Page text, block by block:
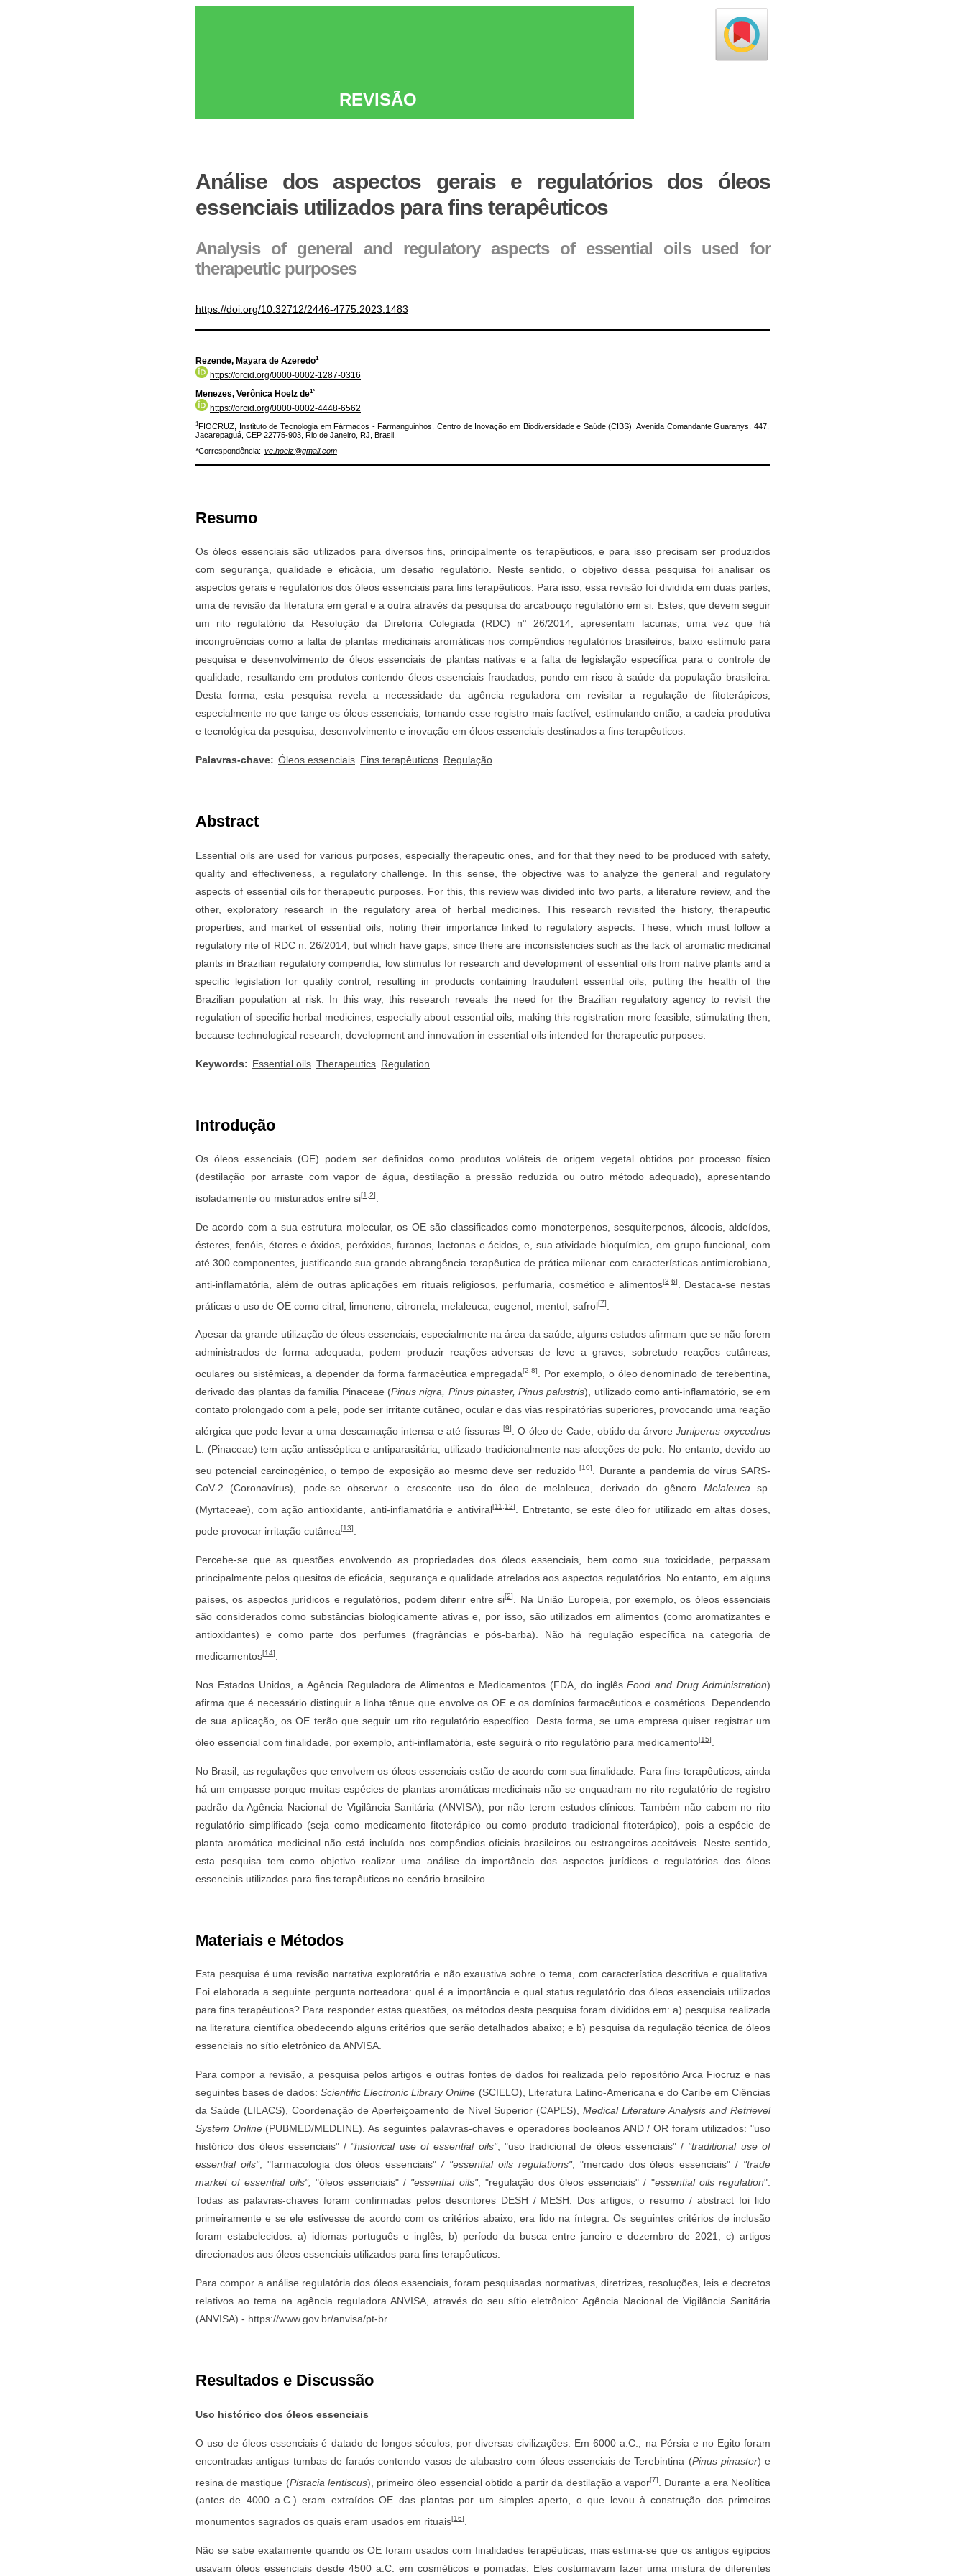
REVISÃO
Análise dos aspectos gerais e regulatórios dos óleos
essenciais utilizados para fins terapêuticos
Analysis of general and regulatory aspects of essential oils used for
therapeutic purposes
https://doi.org/10.32712/2446-4775.2023.1483
Rezende, Mayara de Azeredo1
https://orcid.org/0000-0002-1287-0316
Menezes, Verônica Hoelz de1*
https://orcid.org/0000-0002-4448-6562
1FIOCRUZ, Instituto de Tecnologia em Fármacos - Farmanguinhos, Centro de Inovação em Biodiversidade e Saúde (CIBS). Avenida Comandante Guaranys, 447,
Jacarepaguá, CEP 22775-903, Rio de Janeiro, RJ, Brasil.
*Correspondência: ve.hoelz@gmail.com
Resumo
Os óleos essenciais são utilizados para diversos fins, principalmente os terapêuticos, e para isso precisam ser produzidos
com segurança, qualidade e eficácia, um desafio regulatório. Neste sentido, o objetivo dessa pesquisa foi analisar os
aspectos gerais e regulatórios dos óleos essenciais para fins terapêuticos. Para isso, essa revisão foi dividida em duas partes,
uma de revisão da literatura em geral e a outra através da pesquisa do arcabouço regulatório em si. Estes, que devem seguir
um rito regulatório da Resolução da Diretoria Colegiada (RDC) n° 26/2014, apresentam lacunas, uma vez que há
incongruências como a falta de plantas medicinais aromáticas nos compêndios regulatórios brasileiros, baixo estímulo para
pesquisa e desenvolvimento de óleos essenciais de plantas nativas e a falta de legislação específica para o controle de
qualidade, resultando em produtos contendo óleos essenciais fraudados, pondo em risco à saúde da população brasileira.
Desta forma, esta pesquisa revela a necessidade da agência reguladora em revisitar a regulação de fitoterápicos,
especialmente no que tange os óleos essenciais, tornando esse registro mais factível, estimulando então, a cadeia produtiva
e tecnológica da pesquisa, desenvolvimento e inovação em óleos essenciais destinados a fins terapêuticos.
Palavras-chave: Óleos essenciais Fins terapêuticos Regulação
Abstract
Essential oils are used for various purposes, especially therapeutic ones, and for that they need to be produced with safety,
quality and effectiveness, a regulatory challenge. In this sense, the objective was to analyze the general and regulatory
aspects of essential oils for therapeutic purposes. For this, this review was divided into two parts, a literature review, and the
other, exploratory research in the regulatory area of ​​herbal medicines. This research revisited the history, therapeutic
properties, and market of essential oils, noting their importance linked to regulatory aspects. These, which must follow a
regulatory rite of RDC n. 26/2014, but which have gaps, since there are inconsistencies such as the lack of aromatic medicinal
plants in Brazilian regulatory compendia, low stimulus for research and development of essential oils from native plants and a
specific legislation for quality control, resulting in products containing fraudulent essential oils, putting the health of the
Brazilian population at risk. In this way, this research reveals the need for the Brazilian regulatory agency to revisit the
regulation of specific herbal medicines, especially about essential oils, making this registration more feasible, stimulating then,
because technological research, development and innovation in essential oils intended for therapeutic purposes.
Keywords: Essential oils Therapeutics Regulation
Introdução
Os óleos essenciais (OE) podem ser definidos como produtos voláteis de origem vegetal obtidos por processo físico
(destilação por arraste com vapor de água, destilação a pressão reduzida ou outro método adequado), apresentando
isoladamente ou misturados entre si[1,2]
De acordo com a sua estrutura molecular, os OE são classificados como monoterpenos, sesquiterpenos, álcoois, aldeídos,
ésteres, fenóis, éteres e óxidos, peróxidos, furanos, lactonas e ácidos, e, sua atividade bioquímica, em grupo funcional, com
até 300 componentes, justificando sua grande abrangência terapêutica de prática milenar com características antimicrobiana,
anti-inflamatória, além de outras aplicações em rituais religiosos, perfumaria, cosmético e alimentos[3-6]
. Destaca-se nestas
práticas o uso de OE como citral, limoneno, citronela, melaleuca, eugenol, mentol, safrol[7]
Apesar da grande utilização de óleos essenciais, especialmente na área da saúde, alguns estudos afirmam que se não forem
administrados de forma adequada, podem produzir reações adversas de leve a graves, sobretudo reações cutâneas,
oculares ou sistêmicas, a depender da forma farmacêutica empregada[2,8]
. Por exemplo, o óleo denominado de terebentina,
derivado das plantas da família Pinaceae (Pinus nigra, Pinus pinaster, Pinus palustris), utilizado como anti-inflamatório, se em
contato prolongado com a pele, pode ser irritante cutâneo, ocular e das vias respiratórias superiores, provocando uma reação
alérgica que pode levar a uma descamação intensa e até fissuras [9] . O óleo de Cade, obtido da árvoreJuniperus oxycedrus
L. (Pinaceae) tem ação antisséptica e antiparasitária, utilizado tradicionalmente nas afecções de pele. No entanto, devido ao
seu potencial carcinogênico, o tempo de exposição ao mesmo deve ser reduzido[10]
. Durante a pandemia do vírus SARS-
CoV-2 (Coronavírus), pode-se observar o crescente uso do óleo de melaleuca, derivado do gênero Melaleucasp.
(Myrtaceae), com ação antioxidante, anti-inflamatória e antiviral[11,12]
. Entretanto, se este óleo for utilizado em altas doses,
pode provocar irritação cutânea[13]
Percebe-se que as questões envolvendo as propriedades dos óleos essenciais, bem como sua toxicidade, perpassam
principalmente pelos quesitos de eficácia, segurança e qualidade atrelados aos aspectos regulatórios. No entanto, em alguns
países, os aspectos jurídicos e regulatórios, podem diferir entre si[2]
. Na União Europeia, por exemplo, os óleos essenciais
são considerados como substâncias biologicamente ativas e, por isso, são utilizados em alimentos (como aromatizantes e
antioxidantes) e como parte dos perfumes (fragrâncias e pós-barba). Não há regulação específica na categoria de
medicamentos[14]
Nos Estados Unidos, a Agência Reguladora de Alimentos e Medicamentos (FDA, do inglêsFood and Drug Administration)
afirma que é necessário distinguir a linha tênue que envolve os OE e os domínios farmacêuticos e cosméticos. Dependendo
de sua aplicação, os OE terão que seguir um rito regulatório específico. Desta forma, se uma empresa quiser registrar um
óleo essencial com finalidade, por exemplo, anti-inflamatória, este seguirá o rito regulatório para medicamento[15]
No Brasil, as regulações que envolvem os óleos essenciais estão de acordo com sua finalidade. Para fins terapêuticos, ainda
há um empasse porque muitas espécies de plantas aromáticas medicinais não se enquadram no rito regulatório de registro
padrão da Agência Nacional de Vigilância Sanitária (ANVISA), por não terem estudos clínicos. Também não cabem no rito
regulatório simplificado (seja como medicamento fitoterápico ou como produto tradicional fitoterápico), pois a espécie de
planta aromática medicinal não está incluída nos compêndios oficiais brasileiros ou estrangeiros aceitáveis. Neste sentido,
esta pesquisa tem como objetivo realizar uma análise da importância dos aspectos jurídicos e regulatórios dos óleos
essenciais utilizados para fins terapêuticos no cenário brasileiro.
Materiais e Métodos
Esta pesquisa é uma revisão narrativa exploratória e não exaustiva sobre o tema, com característica descritiva e qualitativa.
Foi elaborada a seguinte pergunta norteadora: qual é a importância e qual status regulatório dos óleos essenciais utilizados
para fins terapêuticos? Para responder estas questões, os métodos desta pesquisa foram divididos em: a) pesquisa realizada
na literatura científica obedecendo alguns critérios que serão detalhados abaixo; e b) pesquisa da regulação técnica de óleos
essenciais no sítio eletrônico da ANVISA.
Para compor a revisão, a pesquisa pelos artigos e outras fontes de dados foi realizada pelo repositório Arca Fiocruz e nas
seguintes bases de dados:Scientific Electronic Library Online (SCIELO), Literatura Latino-Americana e do Caribe em Ciências
da Saúde (LILACS), Coordenação de Aperfeiçoamento de Nível Superior (CAPES),Medical Literature Analysis and Retrievel
System Online(PUBMED/MEDLINE). As seguintes palavras-chaves e operadores booleanos AND / OR foram utilizados: "uso
histórico dos óleos essenciais" / "historical use of essential oils"; "uso tradicional de óleos essenciais" / "traditional use of
essential oils"; "farmacologia dos óleos essenciais"/ "essential oils regulations"; "mercado dos óleos essenciais" / "trade
market of essential oils";"óleos essenciais" / "essential oils"; "regulação dos óleos essenciais" / "essential oils regulation".
Todas as palavras-chaves foram confirmadas pelos descritores DESH / MESH. Dos artigos, o resumo / abstract foi lido
primeiramente e se ele estivesse de acordo com os critérios abaixo, era lido na íntegra. Os seguintes critérios de inclusão
foram estabelecidos: a) idiomas português e inglês; b) período da busca entre janeiro e dezembro de 2021; c) artigos
direcionados aos óleos essenciais utilizados para fins terapêuticos.
Para compor a análise regulatória dos óleos essenciais, foram pesquisadas normativas, diretrizes, resoluções, leis e decretos
relativos ao tema na agência reguladora ANVISA, através do seu sítio eletrônico: Agência Nacional de Vigilância Sanitária
(ANVISA) - https://www.gov.br/anvisa/pt-br.
Resultados e Discussão
Uso histórico dos óleos essenciais
O uso de óleos essenciais é datado de longos séculos, por diversas civilizações. Em 6000 a.C., na Pérsia e no Egito foram
encontradas antigas tumbas de faraós contendo vasos de alabastro com óleos essenciais de Terebintina (Pinus pinaster) e
resina de mastique (Pistacia lentiscus), primeiro óleo essencial obtido a partir da destilação a vapor[7]
. Durante a era Neolítica
(antes de 4000 a.C.) eram extraídos OE das plantas por um simples aperto, o que levou à construção dos primeiros
monumentos sagrados os quais eram usados em rituais[16]
Não se sabe exatamente quando os OE foram usados com finalidades terapêuticas, mas estima-se que os antigos egípcios
usavam óleos essenciais desde 4500 a.C. em cosméticos e pomadas. Eles costumavam fazer uma mistura de diferentes